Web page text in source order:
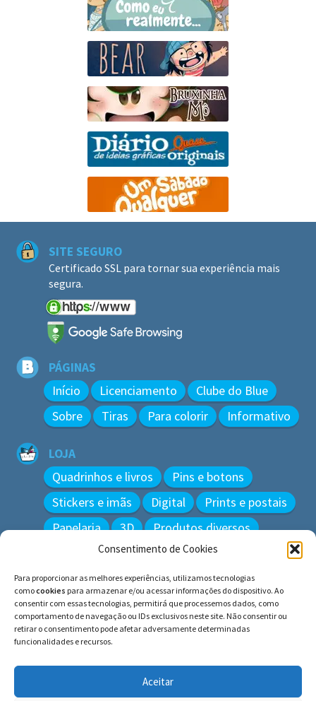
Consentimento de Cookies
Para proporcionar as melhores experiências, utilizamos tecnologias
comocookies para armazenar e/ou acessar informações do dispositivo. Ao
consentir com essas tecnologias, permitirá que processemos dados, como
comportamento de navegação ou IDs exclusivos neste site. Não consentir ou
retirar o consentimento pode afetar adversamente determinadas
funcionalidades e recursos.
Aceitar
SITE SEGURO
Certificado SSL para tornar sua experiência mais
segura.
PÁGINAS
Início Licenciamento
Clube do Blue
Sobre
Tiras Para colorir Informativo
LOJA
Quadrinhos e livros
Pins e botons
Stickers e imãs
Digital
Prints e postais
Papelaria
3D Produtos diversos
Pesquisar
por:
© BLUE e os gatos ∙ todos os direitos reservados.
Histórias inspiradas em gatos reais. Adote e cuide dos
gatos!